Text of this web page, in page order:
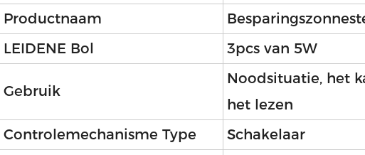
Productnaam
LEIDENE Bol
3pcs van 5W
Gebruik
Noodsituatie, het
het lezen
Controlemechanisme Type
Schakelaar